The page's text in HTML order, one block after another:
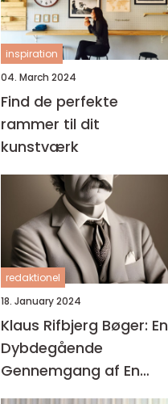
inspiration
04. March 2024
Find de perfekte
rammer til dit
kunstværk
redaktionel
18. January 2024
Klaus Rifbjerg Bøger: En
Dybdegående
Gennemgang af En
Legendarisk Forfatters